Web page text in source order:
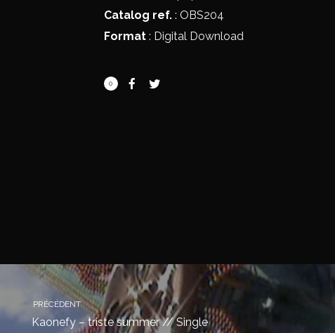
Catalog ref.: OBS204
Format: Digital Download
0
PRÉCÉDENT
Kaonefy – triste summer // Single